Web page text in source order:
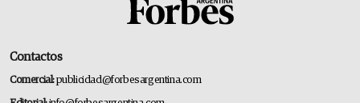
Contactos
Comercial:publicidad@forbesargentina.com